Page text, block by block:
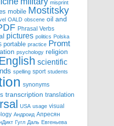
misprint
mobile Mostitsky
OALD obscene oil and
Phrasal Verbs
pictures politics Polska
portable practice Promt
psychology religion
scientific
spelling sport students
synonyms
transcription translation
USA usage visual
Андроид Апресян
Гугл Даль Евгеньева